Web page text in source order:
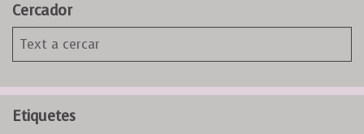
Cercador
Etiquetes